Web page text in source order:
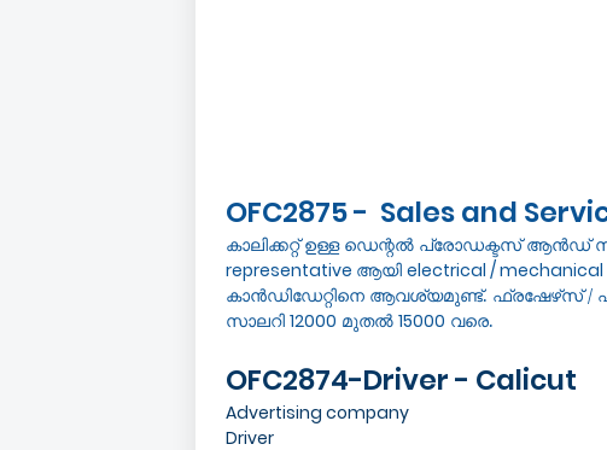
OFC2875 - Sales and
കാലിക്കറ്റ്‌ ഉള്ള ഡെന്റൽ പ്രോഡക്ടസ് ആൻഡ്
representative ആയി electrical / mechanical
കാൻഡിഡേറ്റിനെ ആവശ്യമുണ്ട്. ഫ്രഷേഴ്‌സ് /
സാലറി 12000 മുതൽ 15000 വരെ.
OFC2874-Driver - Calicut
Advertising company
Driver